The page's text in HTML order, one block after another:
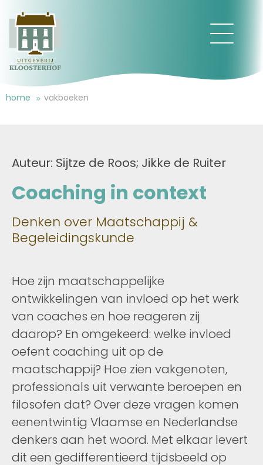
home vakboeken
Auteur: Sijtze de Roos; Jikke de Ruiter
Coaching in context
Denken over Maatschappij &
Begeleidingskunde
Hoe zijn maatschappelijke
ontwikkelingen van invloed op het werk
van coaches en hoe reageren zij
daarop? En omgekeerd: welke invloed
oefent coaching uit op de
maatschappij? Hoe zien vakgenoten,
professionals uit verwante beroepen en
filosofen dat? Over deze vragen komen
eenentwintig Vlaamse en Nederlandse
denkers aan het woord. Met elkaar levert
dit een gedifferentieerd tijdsbeeld op